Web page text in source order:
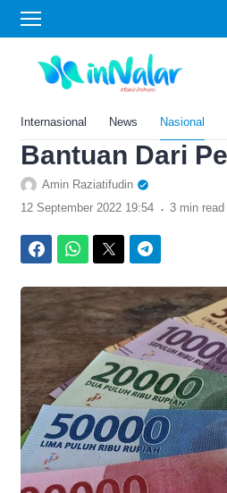
Internasional News Nasional
Home›Bola
Berapa
Berikut
dan Cara Cek
Bantuan Dari
Amin Raziatifudin
12 September 2022 19:54 . 3 min read